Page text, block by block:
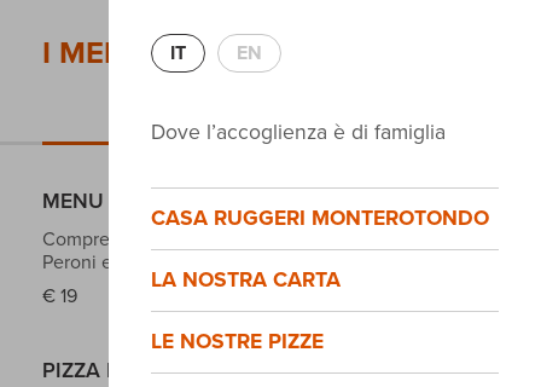
IT EN
Dove l’accoglienza è di famiglia
CASA RUGGERI MONTEROTONDO
LA NOSTRA CARTA
LE NOSTRE PIZZE
I MENU PIZZA
MENU PIZZA NO STOP
Comprende anche le bevande analcoliche, Birra
Peroni e pizza con la Nutella
€ 19
PIZZA NO STOP + FRITTI